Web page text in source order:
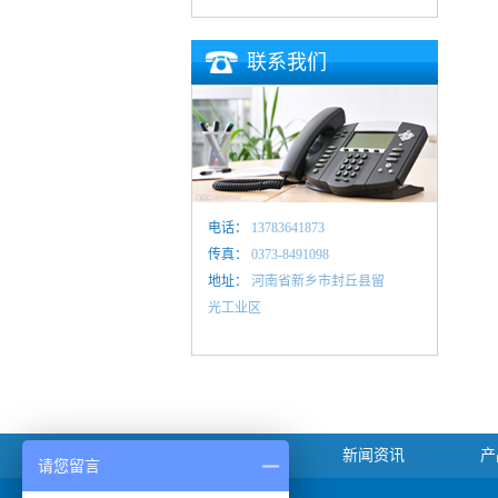
联系我们
电话： 13783641873
传真： 0373-8491098
地址： 河南省新乡市封丘县留
光工业区
新闻资讯
请您留言